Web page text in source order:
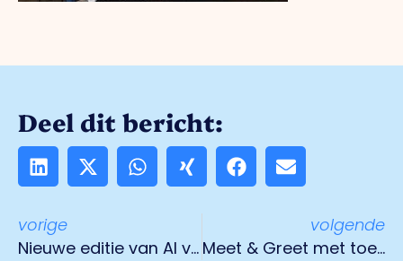
Deel dit bericht:
vorige
Nieuwe editie van AI voor Managers bij de Brightlands AI Academy
volgende
Meet & Greet met toekomstige werknemers – 19 september 2024